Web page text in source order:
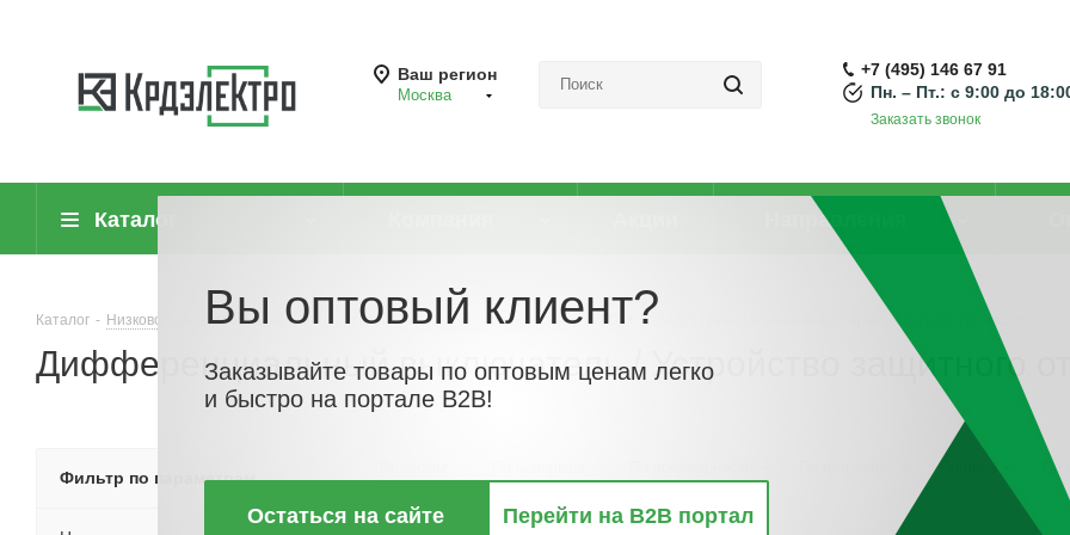
Ваш регион
Москва
+7 (495) 146 67 91
Пн. – Пт.: с 9:00 до
Заказать звонок
Каталог Направления
Каталог - Низковольтное оборудование - Устройства защитного отключения (УЗО) - Дифференциальный выключатель / Устройство защитного
Дифференциальный выключатель / Устройство защитного
По цене По
Фильтр по параметрам
Вы оптовый клиент?
Заказывайте товары по оптовым ценам легко
и быстро на портале B2B!
Остаться на сайте Перейти на B2B портал